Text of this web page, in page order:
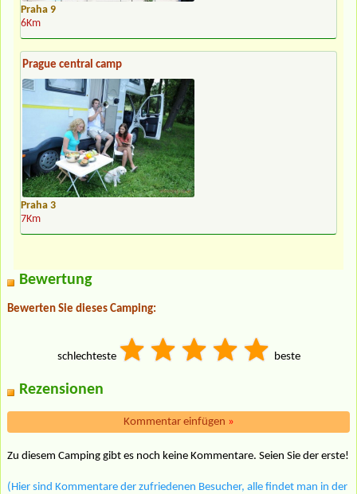
Praha 9
6Km
Prague central camp
Praha 3
7Km
Bewertung
Bewerten Sie dieses Camping:
schlechteste beste
Rezensionen
Kommentar einfügen »
Zu diesem Camping gibt es noch keine Kommentare. Seien Sie der erste!
(Hier sind Kommentare der zufriedenen Besucher, alle findet man in der